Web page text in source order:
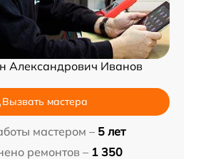
Александрович Иванов
Вызвать мастера
мастером – 5 лет
ремонтов – 1 350